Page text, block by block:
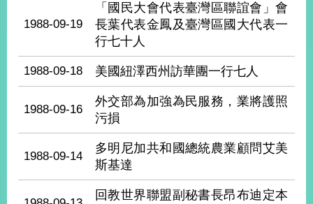
首
頁
網
站
導
覽
於
1988-09-19
「國民大會代表臺灣區聯誼會」會
長葉代表金鳳及臺灣區國大代表一
行七十人
1988-09-18 美國紐澤西州訪華團一行七人
1988-09-16
外交部為加強為民服務，業將護照
污損
1988-09-14
多明尼加共和國總統農業顧問艾美
斯基達
回教世界聯盟副秘書長昂布迪定本